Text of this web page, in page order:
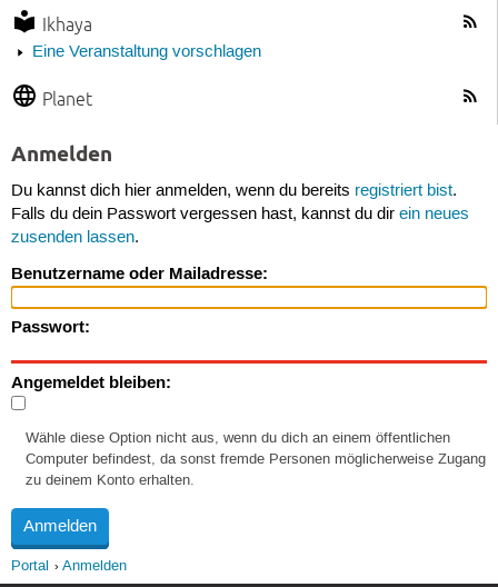
Ikhaya
Eine Veranstaltung vorschlagen
Planet
Anmelden
Du kannst dich hier anmelden, wenn du bereits registriert bist.
Falls du dein Passwort vergessen hast, kannst du dir ein neues
zusenden lassen.
Benutzername oder Mailadresse:
Passwort:
Angemeldet bleiben:
Wähle diese Option nicht aus, wenn du dich an einem öffentlichen
Computer befindest, da sonst fremde Personen möglicherweise Zugang
zu deinem Konto erhalten.
Portal Anmelden